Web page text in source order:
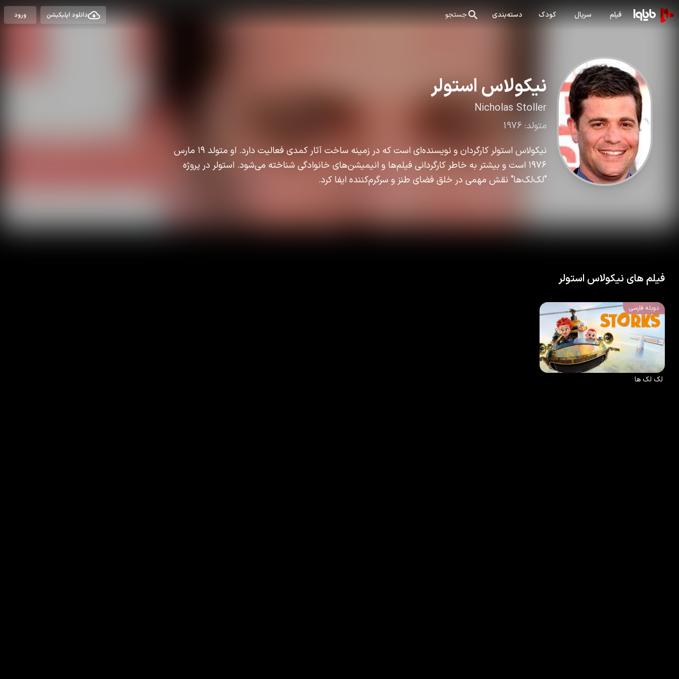
فیلم سریال کودک دسته‌بندی جستجو دانلود اپلیکیشن ورود
نیکولاس استولر
Nicholas Stoller
متولد: 1976
نیکولاس استولر کارگردان و نویسنده‌ای است که در زمینه ساخت آثار کمدی فعالیت دارد. او متولد ۱۹ مارس
۱۹۷۶ است و بیشتر به خاطر کارگردانی فیلم‌ها و انیمیشن‌های خانوادگی شناخته می‌شود. استولر در پروژه
"لک‌لک‌ها" نقش مهمی در خلق فضای طنز و سرگرم‌کننده ایفا کرد.
فیلم های نیکولاس استولر
دوبله فارسی
75%
6.8/10
لک لک ها